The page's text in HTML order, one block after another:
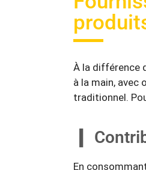
À la différence
à la main, avec
traditionnel.
En